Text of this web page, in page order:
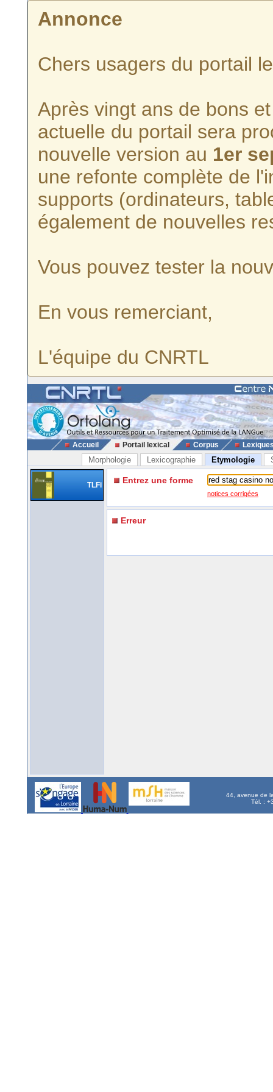
Annonce
Chers usagers du portail
Après vingt ans de bons
actuelle du portail sera
nouvelle version au 1er
une refonte complète de
supports (ordinateurs,
également de nouvelles
Vous pouvez tester la
En vous remerciant,
L'équipe du CNRTL
Accueil Portail lexical Corpus
Morphologie Lexicographie Etymologie
TLFi Entrez une forme
notices corrigées
Erreur
44, avenue de
Tél. :